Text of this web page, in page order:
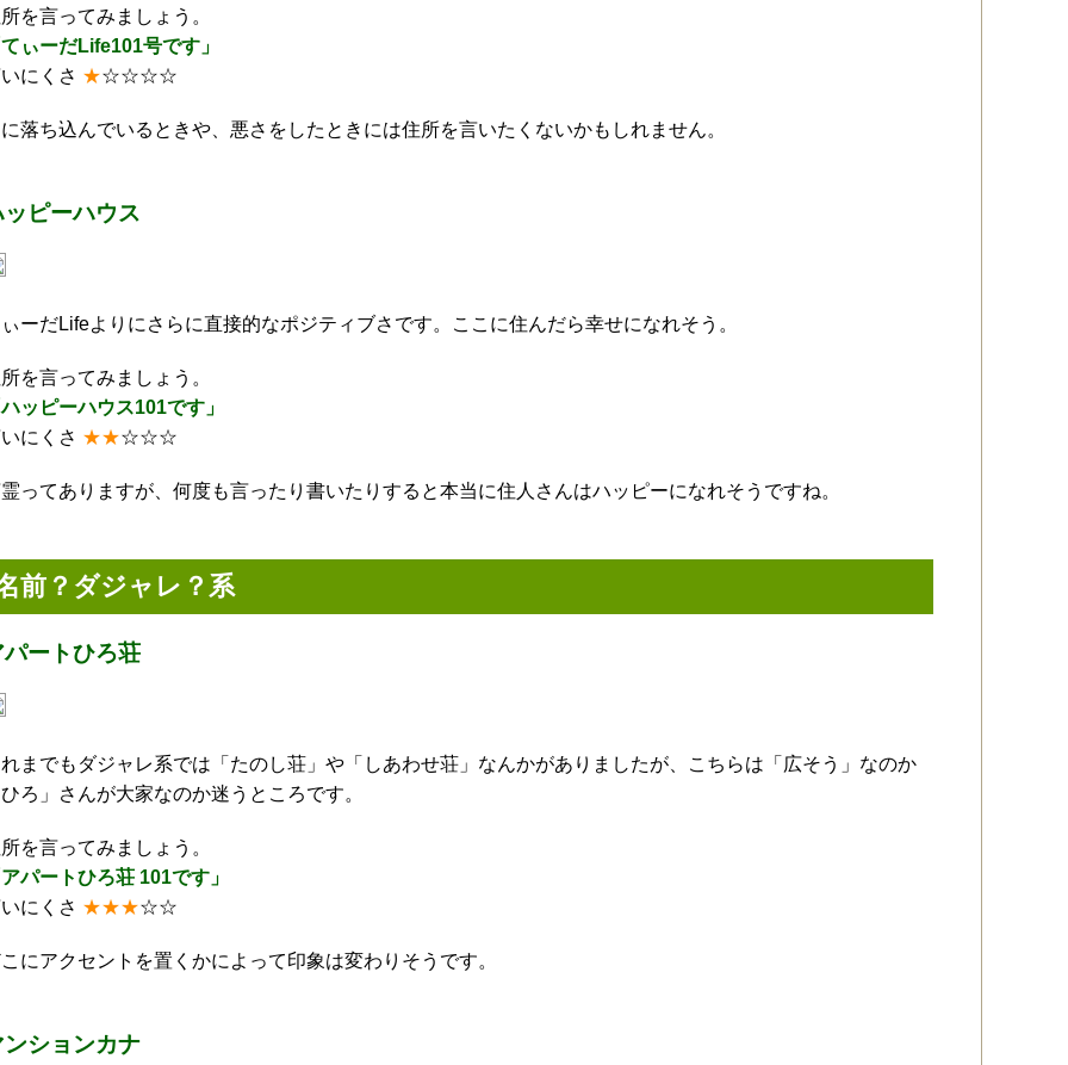
を言ってみましょう。
ぃーだLife101号です」
にくさ ★☆☆☆☆
落ち込んでいるときや、悪さをしたときには住所を言いたくないかもしれません。
ッピーハウス
ーだLifeよりにさらに直接的なポジティブさです。ここに住んだら幸せになれそう。
を言ってみましょう。
ッピーハウス101です」
にくさ ★★☆☆☆
ってありますが、何度も言ったり書いたりすると本当に住人さんはハッピーになれそうですね。
前？ダジャレ？系
パートひろ荘
までもダジャレ系では「たのし荘」や「しあわせ荘」なんかがありましたが、こちらは「広そう」なのか
ろ」さんが大家なのか迷うところです。
を言ってみましょう。
パートひろ荘 101です」
にくさ ★★★☆☆
にアクセントを置くかによって印象は変わりそうです。
ンションカナ